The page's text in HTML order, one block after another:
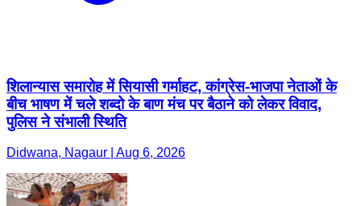
शिलान्यास समारोह में सियासी गर्माहट, कांग्रेस-भाजपा नेताओं के
बीच भाषण में चले शब्दो के बाण मंच पर बैठाने को लेकर विवाद,
पुलिस ने संभाली स्थिति
Didwana, Nagaur | Aug 6, 2026